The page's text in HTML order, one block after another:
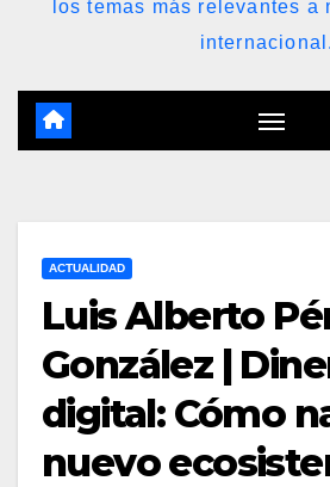
los temas más relevantes
internacional.
ACTUALIDAD
Luis Alberto
González |
digital: Cómo
nuevo